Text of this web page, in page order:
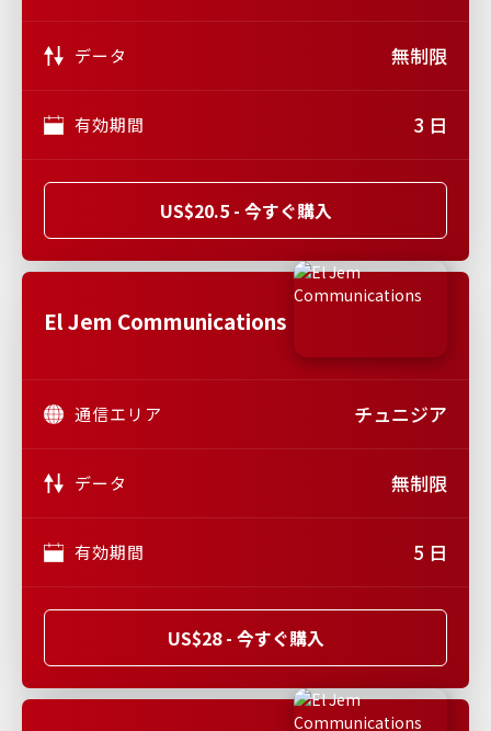
データ 無制限
有効期間 3 日
US$20.5 - 今すぐ購入
El Jem Communications
通信エリア チュニジア
データ 無制限
有効期間 5 日
US$28 - 今すぐ購入